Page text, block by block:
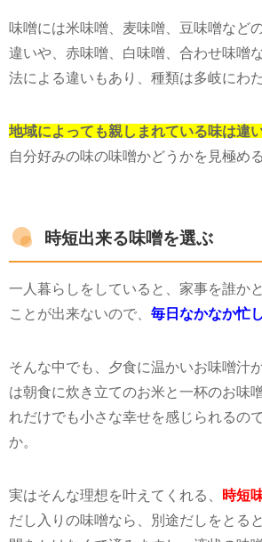
味噌には米味噌、麦味噌、豆味噌など
違いや、赤味噌、白味噌、合わせ味噌
法による違いもあり、種類は多岐にわ
地域によっても親しまれている味は違
自分好みの味の味噌かどうかを見極め
時短出来る味噌を選ぶ
一人暮らしをしていると、家事を誰か
ことが出来ないので、 毎日なかなか忙
そんな中でも、夕食に温かいお味噌汁
は朝食に炊き立てのお米と一杯のお味
れだけでも小さな幸せを感じられるの
か。
実はそんな理想を叶えてくれる、 時短
だし入りの味噌なら、別途だしをとる